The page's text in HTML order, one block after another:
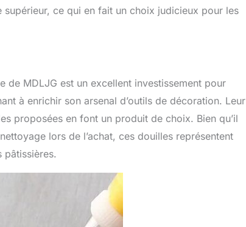
ce qui en fait un choix judicieux pour les
MDLJG est un excellent investissement pour
à enrichir son arsenal d’outils de décoration. Leur
proposées en font un produit de choix. Bien qu’il
lors de l’achat, ces douilles représentent
pâtissières.